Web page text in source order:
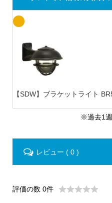
【SDW】ブラケットライト
※過去1週
レビュー ( 0 )
評価の数 0件